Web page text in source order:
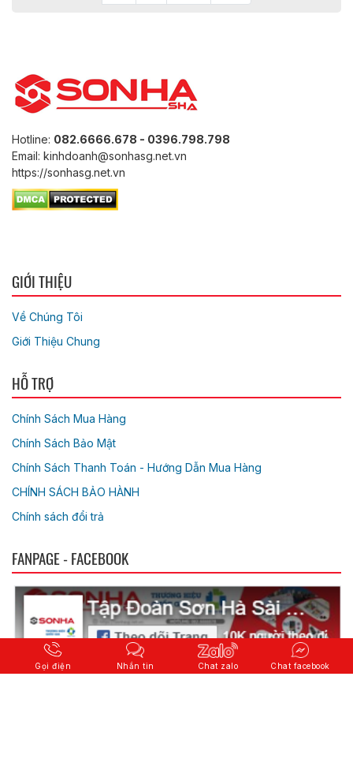
Hotline: 082.6666.678 - 0396.798.798
Email: kinhdoanh@sonhasg.net.vn
https://sonhasg.net.vn
GIỚI THIỆU
Về Chúng Tôi
Giới Thiệu Chung
HỖ TRỢ
Chính Sách Mua Hàng
Chính Sách Bảo Mật
Chính Sách Thanh Toán - Hướng Dẫn Mua Hàng
CHÍNH SÁCH BẢO HÀNH
Chính sách đổi trả
FANPAGE - FACEBOOK
Gọi điện Nhắn tin Chat zalo Chat facebook